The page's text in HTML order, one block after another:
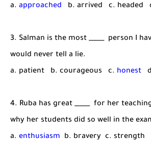
a. approached b. arrived c. headed
3. Salman is the most _____ person I
would never tell a lie.
a. patient b. courageous c. honest
4. Ruba has great _____ for her
why her students did so well in the
a. enthusiasm b. bravery c. strength